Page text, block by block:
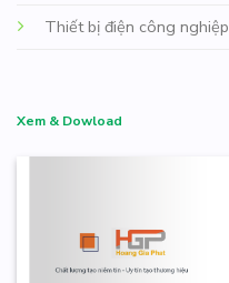
Thiết bị điện công nghiệp
Xem & Dowload